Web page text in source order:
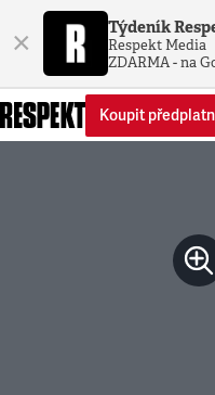
× Týdeník
Respekt Media
ZDARMA - na
Koupit